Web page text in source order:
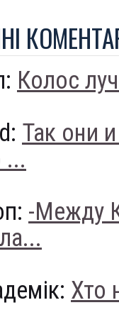
Колос
Так они
...
-Между
Хто